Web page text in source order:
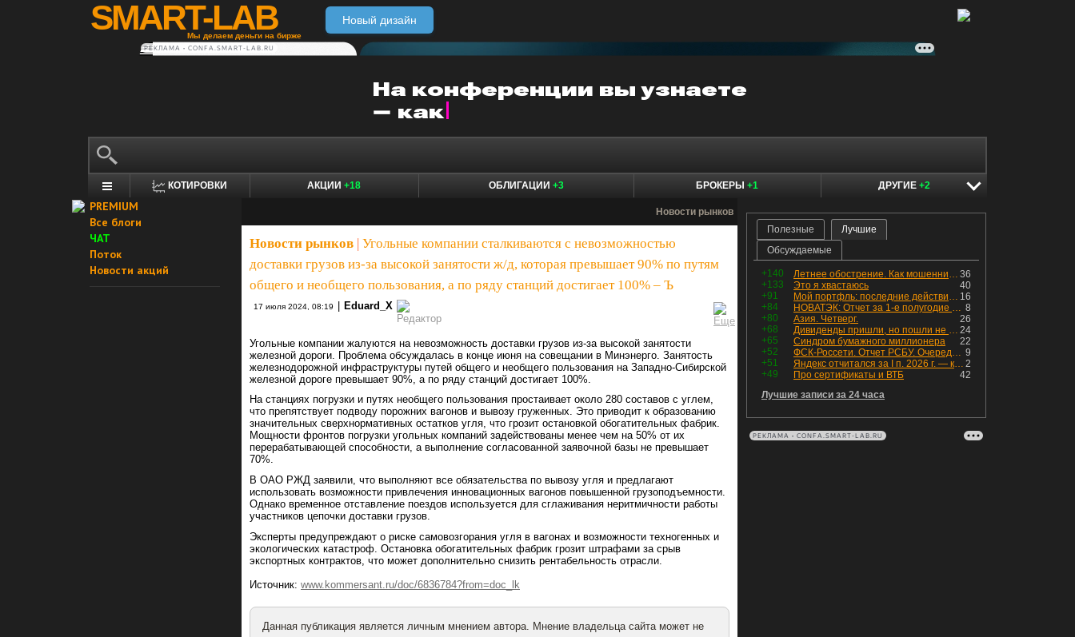
SMART-LAB
Мы делаем деньги на бирже
Новый дизайн
РЕКЛАМА • CONFA.SMART-LAB.RU
КОТИРОВКИ АКЦИИ +18 ОБЛИГАЦИИ +3 БРОКЕРЫ +1 ДРУГИЕ +2
PREMIUM
Все блоги
ЧАТ
Поток
Новости акций
Новости рынков
Новости рынков Угольные компании сталкиваются с невозможностью
доставки грузов из-за высокой занятости ж/д, которая превышает 90% по путям
общего и необщего пользования, а по ряду станций достигает 100% – Ъ
17 июля 2024, 08:19 Eduard_X
Угольные компании жалуются на невозможность доставки грузов из-за высокой занятости
железной дороги. Проблема обсуждалась в конце июня на совещании в Минэнерго. Занятость
железнодорожной инфраструктуры путей общего и необщего пользования на Западно-Сибирской
железной дороге превышает 90%, а по ряду станций достигает 100%.
На станциях погрузки и путях необщего пользования простаивает около 280 составов с углем,
что препятствует подводу порожних вагонов и вывозу груженных. Это приводит к образованию
значительных сверхнормативных остатков угля, что грозит остановкой обогатительных фабрик.
Мощности фронтов погрузки угольных компаний задействованы менее чем на 50% от их
перерабатывающей способности, а выполнение согласованной заявочной базы не превышает
70%.
В ОАО РЖД заявили, что выполняют все обязательства по вывозу угля и предлагают
использовать возможности привлечения инновационных вагонов повышенной грузоподъемности.
Однако временное отставление поездов используется для сглаживания неритмичности работы
участников цепочки доставки грузов.
Эксперты предупреждают о риске самовозгорания угля в вагонах и возможности техногенных и
экологических катастроф. Остановка обогатительных фабрик грозит штрафами за срыв
экспортных контрактов, что может дополнительно снизить рентабельность отрасли.
Источник: www.kommersant.ru/doc/6836784?from=doc_lk
Данная публикация является личным мнением автора. Мнение владельца сайта может не
Полезные
Лучшие
Обсуждаемые
+140 36
Летнее обострение. Как мошенники пытаются подсунуть кнопку "БАБЛО" девушкам
+133
40
Это я хвастаюсь
+91
16
Мой портфль: последние действия и текущая структура. Краткий комментарий по всем позициям
+84
8
НОВАТЭК: Отчет за 1-е полугодие 2026 - прибыль продолжает падать, но лучшее впереди, если не прилетит
+80
26
Азия. Четверг.
+68
24
Дивиденды пришли, но пошли не туда
+65
22
Синдром бумажного миллионера
+52
9
ФСК-Россети. Отчет РСБУ. Очередная допка - бомбовые новости в эфире
+51
2
Яндекс отчитался за I п. 2026 г. — компания увеличила инвестиции и долг. Buyback начал работать, продали Авто.Ру.
+49
42
Про сертификаты и ВТБ
Лучшие записи за 24 часа
РЕКЛАМА • CONFA.SMART-LAB.RU